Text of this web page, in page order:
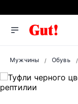
Мужчины Обувь